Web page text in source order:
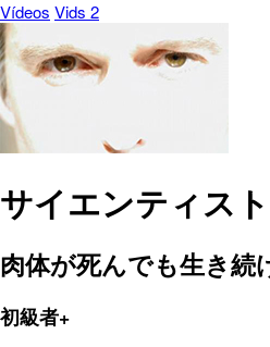
Vídeos Vids 2
サイエンティスト
肉体が死んでも生き続
初級者+